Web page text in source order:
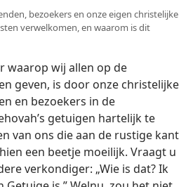
bezoekers en onze eigen christelijke
verwelkomen, en waarom is dit
waarop wij allen op de
geven, is door onze christelijke
en bezoekers in de
getuigen hartelijk te
van ons die aan de rustige kant
een beetje moeilijk. Vraagt u
verkondiger: „Wie is dat? Ik